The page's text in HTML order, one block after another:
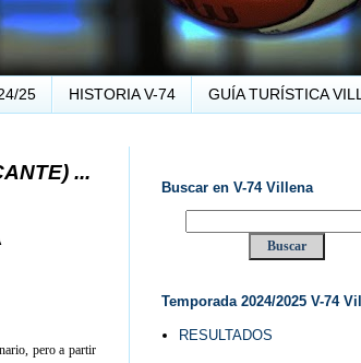
25 HISTORIA V-74 GUÍA TURÍSTICA
74 VILLENA DESDE 1.974 ... EL
pero a partir
Buscar en V-74 Villena
Temporada 2024/2025 V-74
RESULTADOS